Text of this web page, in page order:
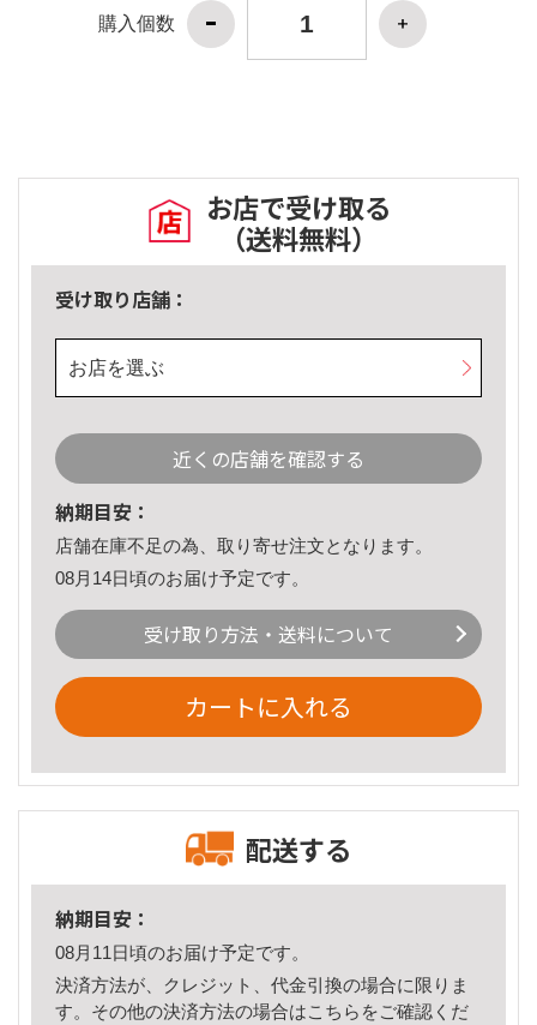
購入個数
お店で受け取る
（送料無料）
受け取り店舗：
お店を選ぶ
近くの店舗を確認する
納期目安：
店舗在庫不足の為、取り寄せ注文となります。
08月14日頃のお届け予定です。
受け取り方法・送料について
カートに入れる
配送する
納期目安：
08月11日頃のお届け予定です。
決済方法が、クレジット、代金引換の場合に限りま
す。その他の決済方法の場合はこちら をご確認くだ